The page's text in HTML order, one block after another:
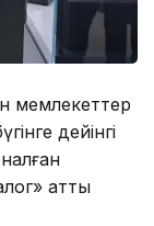
мемлекеттер
дейінгі
атты